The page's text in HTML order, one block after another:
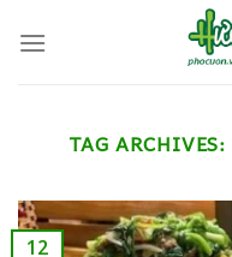
TAG ARCHIVES:
12